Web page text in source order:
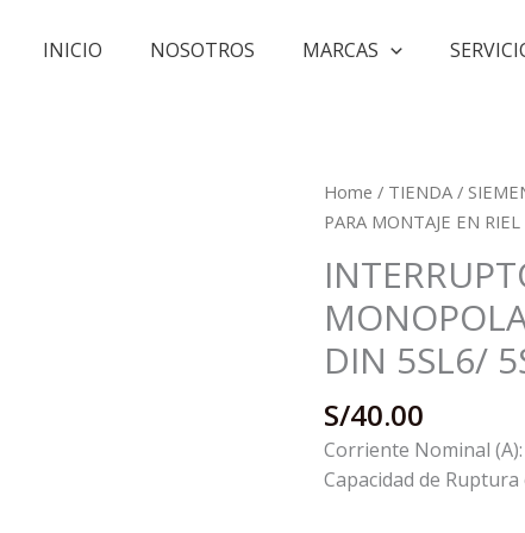
INICIO NOSOTROS MARCAS
Home / TIENDA /
PARA MONTAJE EN
DIN 5SL6/
S/40.00
Corriente Nominal (A):
Capacidad de Ruptura